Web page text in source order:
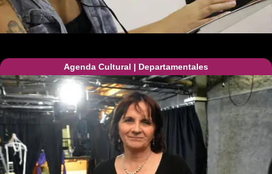
Agenda Cultural | Departamentales